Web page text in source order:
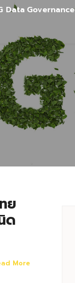
Data Governance
ย
ด
More